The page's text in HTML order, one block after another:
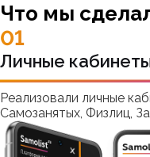
Что мы
01
Личные
Реализовали личные
Самозанятых, Физлиц,